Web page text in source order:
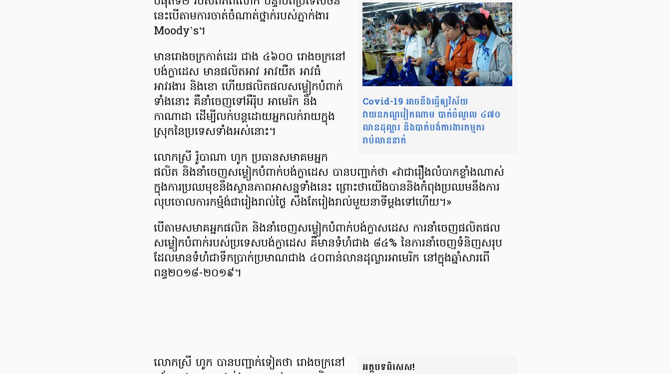
Covid-19 អាចនឹងធ្វើឲ្យវិស័យ
វាយនភណ្ឌវៀតណាម បាត់ចំណូល ៤៧០
លានដុល្លារ និងបាត់បង់ការងារកម្មករ
រាប់លាននាក់
នេះបើតាម​ការ​ចាត់ចំណាត់ថ្នាក់​របស់​ភ្នាក់ងារ
Moody’s។
មាន​រោងចក្រ​កាត់ដេរ ជាង ៤៦០០ រោងចក្រ​នៅ
បង់ក្លាដេស​ មានផលិត​អាវ អាវយឺត អាវធំ
អាវរងារ​ និងខោ ហើយផលិតផល​សម្លៀកបំពាក់​
ទាំងនោះ គឺនាំចេញ​ទៅអឺរ៉ុប អាមេរិក និង
កាណាដា ដើម្បីលក់បន្ដ​ដោយ​អ្នកលក់រាយ​ក្នុង
ស្រុក​នៃប្រទេស​ទាំងអស់នោះ។
លោកស្រី​ រ៉ូបាណា ហូក ប្រធាន​សមាគម​អ្នក
ផលិត និងនាំចេញ​សម្លៀកបំពាក់​បង់ក្លាដេស បាន​បញ្ជាក់ថា «វាជារឿង​លំបាកខ្លាំងណាស់
ក្នុងការ​​ប្រឈមុខ​នឹង​ស្ថានភាព​អាសន្ន​ទាំងនេះ ព្រោះថាយើង​បាននិងកំពុង​ប្រឈម​នឹង​ការ​
លុបចោល​ការកម្ម៉ង់​ជារៀងរាល់ថ្ងៃ សឹងតែរៀងរាល់​មួយនាទីម្ដង​ទៅហើយ។»
បើតាម​សមាគអ្នកផលិត និងនាំចេញ​សម្លៀកបំពាក់​បង់ក្លាសដេស ការនាំចេញ​ផលិតផល​
សម្លៀក​បំពាក់​របស់​ប្រទេសបង់ក្លាដេស គឺមានទំហំជាង ៨៤% នៃការនាំចេញទំនិញសរុប
ដែលមាន​​ទំហំ​ជាទឹកប្រាក់​ប្រមាណជាង ៤០ពាន់លាន​ដុល្លារអាមេរិក នៅក្នុងឆ្នាំសារពើ
ពន្ធ២០១៨-២០១៩។
អត្ថបទពិសេស!
លោកស្រី ហូក បានបញ្ជាក់ទៀតថា រោងចក្រ​នៅ